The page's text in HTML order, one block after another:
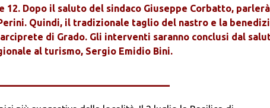
12. Dopo il saluto del sindaco Giuseppe Corbatto,
Quindi, il tradizionale taglio del nastro e la
di Grado. Gli interventi saranno conclusi dal
al turismo, Sergio Emidio Bini.